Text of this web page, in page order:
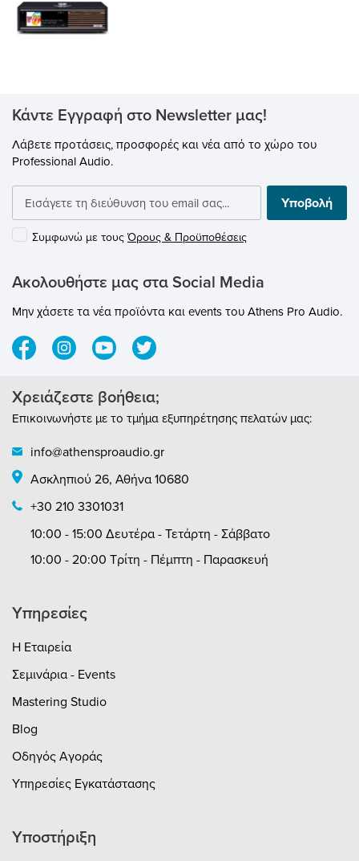
Κάντε Εγγραφή στο Newsletter μας!
Λάβετε προτάσεις, προσφορές και νέα από το χώρο του
Professional Audio.
Υποβολή
Συμφωνώ με τους Όρους & Προϋποθέσεις
Ακολουθήστε μας στα Social Media
Μην χάσετε τα νέα προϊόντα και events του Athens Pro Audio.
Χρειάζεστε βοήθεια;
Επικοινωνήστε με το τμήμα εξυπηρέτησης πελατών μας:
info@athensproaudio.gr
Ασκληπιού 26, Αθήνα 10680
+30 210 3301031
10:00 - 15:00 Δευτέρα - Τετάρτη - Σάββατο
10:00 - 20:00 Τρίτη - Πέμπτη - Παρασκευή
Υπηρεσίες
Η Εταιρεία
Σεμινάρια - Events
Mastering Studio
Blog
Οδηγός Αγοράς
Υπηρεσίες Εγκατάστασης
Υποστήριξη